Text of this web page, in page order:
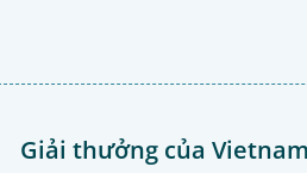
Giải thưởng của